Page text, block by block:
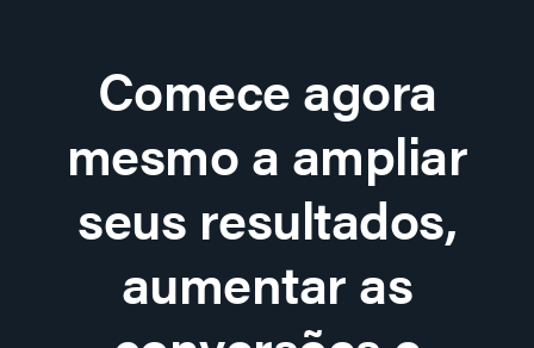
Comece agora
mesmo a ampliar
seus resultados,
aumentar as